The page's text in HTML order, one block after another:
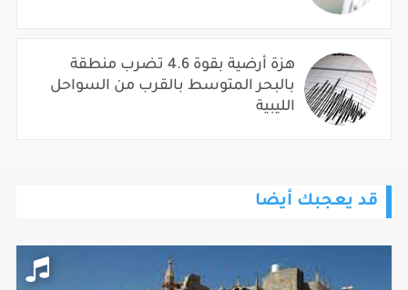
هزة أرضية بقوة 4.6 تضرب منطقة
بالبحر المتوسط بالقرب من السواحل
الليبية
قد يعجبك أيضا